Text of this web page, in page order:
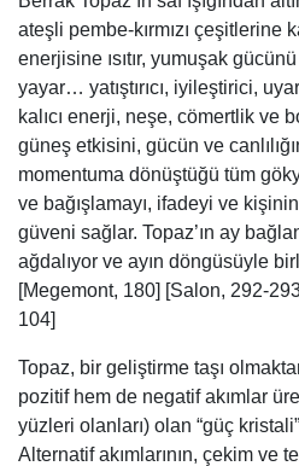
ateşli pembe-kırmızı çeşitlerine
enerjisine ısıtır, yumuşak
yayar… yatıştırıcı, iyileştirici,
kalıcı enerji, neşe, cömertlik ve
güneş etkisini, gücün ve
momentuma dönüştüğü tüm
ve bağışlamayı, ifadeyi ve
güveni sağlar. Topaz’ın ay
ağdalıyor ve ayın döngüsüyle
[Megemont, 180] [Salon, 292-
104]
Topaz, bir geliştirme taşı
pozitif hem de negatif akımlar
yüzleri olanları) olan “güç
Alternatif akımlarının, çekim ve